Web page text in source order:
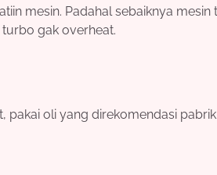
mesin. Padahal sebaiknya
gak overheat.
oli yang direkomendasi